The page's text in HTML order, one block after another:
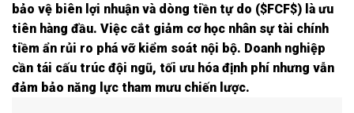
bảo vệ biên lợi nhuận và dòng tiền tự do ($FCF$) là ưu
tiên hàng đầu. Việc cắt giảm cơ học nhân sự tài chính
tiềm ẩn rủi ro phá vỡ kiểm soát nội bộ. Doanh nghiệp
cần tái cấu trúc đội ngũ, tối ưu hóa định phí nhưng vẫn
đảm bảo năng lực tham mưu chiến lược.